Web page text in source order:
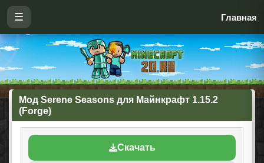
☰ Главная
Мод Serene Seasons для Майнкрафт 1.15.2
(Forge)
Скачать